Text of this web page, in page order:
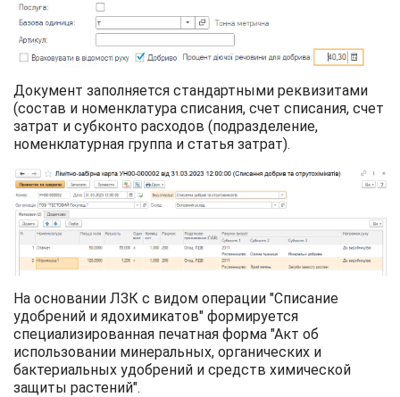
Документ заполняется стандартными реквизитами
(состав и номенклатура списания, счет списания, счет
затрат и субконто расходов (подразделение,
номенклатурная группа и статья затрат).
На основании ЛЗК с видом операции "Списание
удобрений и ядохимикатов" формируется
специализированная печатная форма "Акт об
использовании минеральных, органических и
бактериальных удобрений и средств химической
защиты растений".